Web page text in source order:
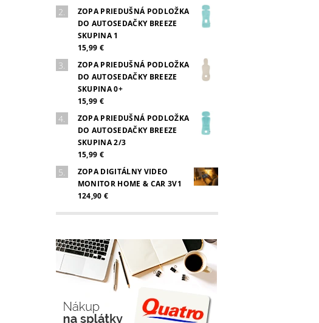
ZOPA PRIEDUŠNÁ PODLOŽKA
DO AUTOSEDAČKY BREEZE
SKUPINA 1
15,99 €
ZOPA PRIEDUŠNÁ PODLOŽKA
DO AUTOSEDAČKY BREEZE
SKUPINA 0+
15,99 €
ZOPA PRIEDUŠNÁ PODLOŽKA
DO AUTOSEDAČKY BREEZE
SKUPINA 2/3
15,99 €
ZOPA DIGITÁLNY VIDEO
MONITOR HOME & CAR 3V1
124,90 €